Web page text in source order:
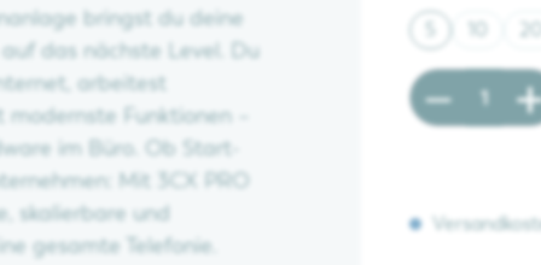
bringst du deine
das nächste Level. Du
arbeitest
Funktionen –
im Büro. Ob Start-
Mit 3CX PRO
skalierbare und
gesamte Telefonie.
Produkt